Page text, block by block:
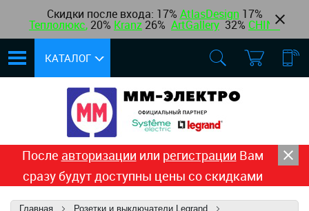
Скидки после входа: 17% AtlasDesign 17%
Теплолюкс, 20% Kranz 26% ArtGallery 32% CHINT
КАТАЛОГ
После авторизации или регистрации Вам
сразу будут доступны цены со скидками
Главная
Розетки и выключатели Legrand